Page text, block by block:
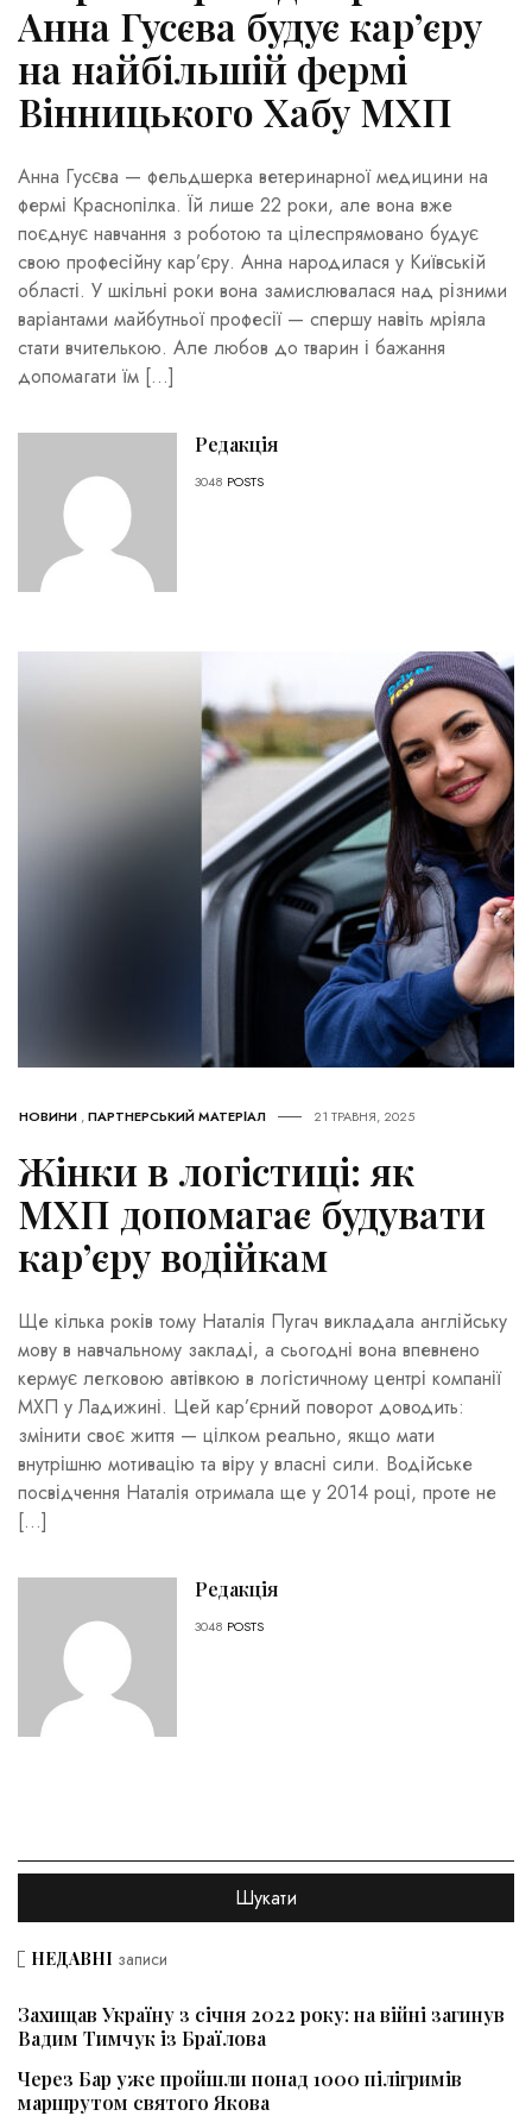
Анна Гусєва будує кар’єру
на найбільшій фермі
Вінницького Хабу МХП
Анна Гусєва — фельдшерка ветеринарної медицини на
фермі Краснопілка. Їй лише 22 роки, але вона вже
поєднує навчання з роботою та цілеспрямовано будує
свою професійну кар’єру. Анна народилася у Київській
області. У шкільні роки вона замислювалася над різними
варіантами майбутньої професії — спершу навіть мріяла
стати вчителькою. Але любов до тварин і бажання
допомагати їм […]
Редакція
3048 POSTS
НОВИНИ ,ПАРТНЕРСЬКИЙ МАТЕРІАЛ 21 ТРАВНЯ, 2025
Жінки в логістиці: як
МХП допомагає будувати
кар’єру водійкам
Ще кілька років тому Наталія Пугач викладала англійську
мову в навчальному закладі, а сьогодні вона впевнено
кермує легковою автівкою в логістичному центрі компанії
МХП у Ладижині. Цей кар’єрний поворот доводить:
змінити своє життя — цілком реально, якщо мати
внутрішню мотивацію та віру у власні сили. Водійське
посвідчення Наталія отримала ще у 2014 році, проте не
[…]
Редакція
3048 POSTS
НЕДАВНІ записи
Захищав Україну з січня 2022 року: на війні загинув
Вадим Тимчук із Браїлова
Через Бар уже пройшли понад 1000 пілігримів
маршрутом святого Якова